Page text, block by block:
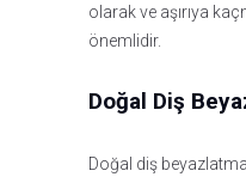
olarak ve aşırıya
önemlidir.
Doğal Diş
Doğal diş